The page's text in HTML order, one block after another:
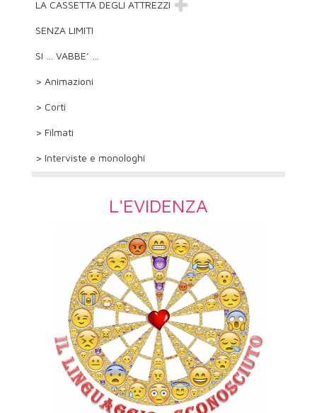
LA CASSETTA DEGLI ATTREZZI
SENZA LIMITI
SI … VABBE’ …
> Animazioni
> Corti
> Filmati
> Interviste e monologhi
L'EVIDENZA